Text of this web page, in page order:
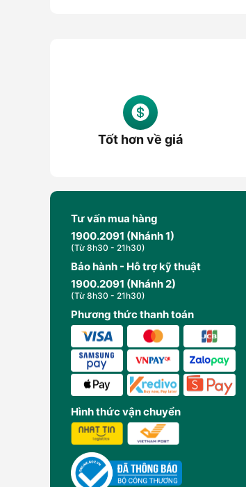
Tốt hơn về giá
Tư vấn mua hàng
1900.2091 (Nhánh 1)
(Từ 8h30 - 21h30)
Bảo hành - Hỗ trợ kỹ thuật
1900.2091 (Nhánh 2)
(Từ 8h30 - 21h30)
Phương thức thanh toán
Hình thức vận chuyển